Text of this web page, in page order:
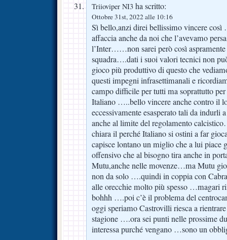
Triioviper NI3 ha scritto:
Ottobre 31st, 2022 alle 10:16
Sì bello,anzi direi bellissimo vincere
affaccia anche da noi che l’avevamo
l’Inter……non sarei però così
squadra….dati i suoi valori tecnici non
gioco più produttivo di questo che
questi impegni infrasettimanali e
campo difficile per tutti ma soprattutto
Italiano …..bello vincere anche contro il
eccessivamente esasperato tali da indurli
anche al limite del regolamento
chiara il perché Italiano si ostini a far
capisce lontano un miglio che a lui piace
offensivo che al bisogno tira anche in
Mutu,anche nelle movenze…ma Mutu
non da solo ….quindi in coppia con
alle orecchie molto più spesso …magari
bohhh ….poi c’è il problema del
oggi speriamo Castrovilli riesca a
stagione ….ora sei punti nelle prossime
interessa purché vengano …sono un